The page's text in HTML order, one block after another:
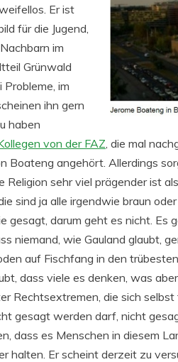
Er ist
für die Jugend,
im
Grünwald
Probleme, im
ihn gern
haben
von der FAZ, die mal
Boateng angehört. Allerdings
Religion sehr viel prägender ist
sind ja alle irgendwie braun
gesagt, darum geht es nicht. Es
niemand, wie Gauland glaubt,
auf Fischfang in den
dass viele es denken, was
Rechtsextremen, die sich
gesagt werden darf, nicht
dass es Menschen in diesem
halten. Er scheint derzeit zu